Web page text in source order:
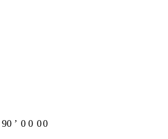
90 ʼ 0 0 00